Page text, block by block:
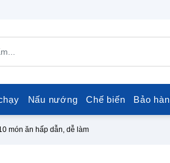
Nấu nướng Chế biến Bảo
món ăn hấp dẫn, dễ làm